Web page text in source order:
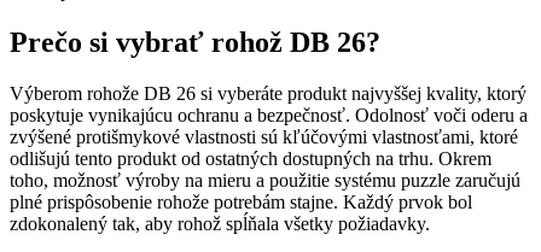
Prečo si vybrať rohož DB 26?
Výberom rohože DB 26 si vyberáte produkt najvyššej kvality, ktorý
poskytuje vynikajúcu ochranu a bezpečnosť. Odolnosť voči oderu a
zvýšené protišmykové vlastnosti sú kľúčovými vlastnosťami, ktoré
odlišujú tento produkt od ostatných dostupných na trhu. Okrem
toho, možnosť výroby na mieru a použitie systému puzzle zaručujú
plné prispôsobenie rohože potrebám stajne. Každý prvok bol
zdokonalený tak, aby rohož spĺňala všetky požiadavky.